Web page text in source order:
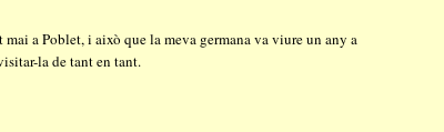
a Poblet, i això que la meva germana va viure un any a
la de tant en tant.